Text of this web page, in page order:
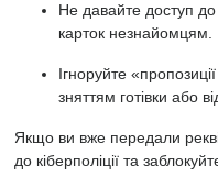
Не давайте доступ до
карток незнайомцям.
Ігноруйте
зняттям готівки або
Якщо ви вже передали
до кіберполіції та